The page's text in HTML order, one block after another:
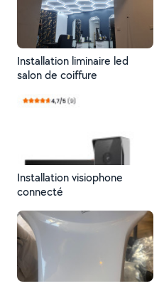
Installation liminaire led
salon de coiffure
Installation visiophone
connecté